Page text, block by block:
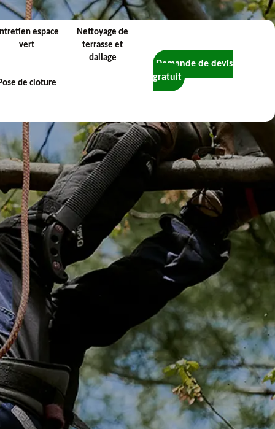
espace
vert
Nettoyage de
terrasse et
dallage
de cloture
Demande de devis
gratuit